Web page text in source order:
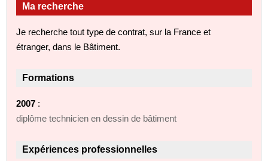
Ma recherche
Je recherche tout type de contrat, sur la France et
étranger, dans le Bâtiment.
Formations
2007 :
diplôme technicien en dessin de bâtiment
Expériences professionnelles